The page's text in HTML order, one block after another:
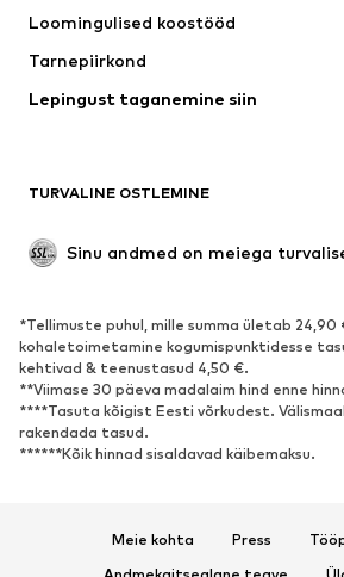
Pesu
Mantlid
Sündmused
JALANÕUD
Uus
Vabaaja jalanõud
Kontsasaapad ja -kingad
Saapad
Toasussid
Loomingulised koostööd
Tarnepiirkond
Lepingust taganemine siin
TURVALINE OSTLEMINE
Sinu andmed on meiega
*Tellimuste puhul, mille summa ületab 24,90
kohaletoimetamine kogumispunktidesse
kehtivad & teenustasud 4,50 €.
**Viimase 30 päeva madalaim hind enne
****Tasuta kõigist Eesti võrkudest.
rakendada tasud.
******Kõik hinnad sisaldavad käibemaksu.
Meie kohta Press